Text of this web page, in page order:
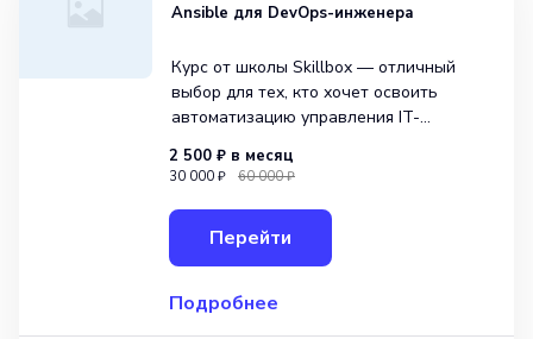
Ansible для DevOps-инженера
Курс от школы Skillbox — отличный
выбор для тех, кто хочет освоить
автоматизацию управления IT-
детальное изучение Ansible: от базовых
плейбуков, а также настройку
и масштабирование IT-систем разной
2 500 ₽ в месяц
30 000 ₽ 60 000 ₽
Перейти
Подробнее